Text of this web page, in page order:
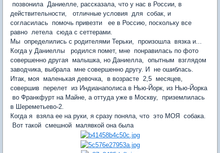
позвонила Даниелле, рассказала, что у нас в России, в
действительности, отличные условия для собак, и
согласилась помочь привезти ее в Россию, поскольку все
равно летела сюда с сеттерами.
Мы определились с родителями Терьки, произошла вязка и...
Когда у Даниеллы родился помет, мне понравилась по фото
совершенно другая малышка, но Даниелла, опытным взглядом
заводчика, выбрала мне совершенно другу. И не ошиблась.
Итак, моя маленькая девочка, в возрасте 2,5 месяцев,
совершив перелет из Индианаполиса в Нью-Йорк, из Нью-Йорка
во Франкфурт на Майне, а оттуда уже в Москву, приземлилась
в Шереметьево-2.
Когда я взяла ее на руки, я сразу поняла, что это МОЯ собака.
Вот такой смешной малявкой она была